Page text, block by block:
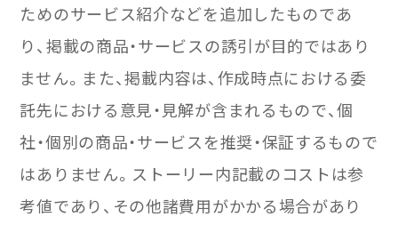
ためのサービス紹介などを追加したものであ
り、掲載の商品・サービスの誘引が目的ではあり
ません。また、掲載内容は、作成時点における委
託先における意見・見解が含まれるもので、個
社・個別の商品・サービスを推奨・保証するもので
はありません。ストーリー内記載のコストは参
考値であり、その他諸費用がかかる場合があり